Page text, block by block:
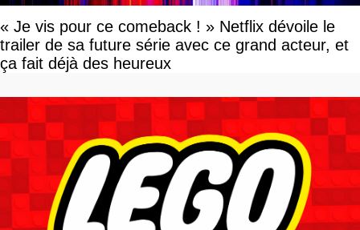
« Je vis pour ce comeback ! » Netflix dévoile le
trailer de sa future série avec ce grand acteur, et
ça fait déjà des heureux